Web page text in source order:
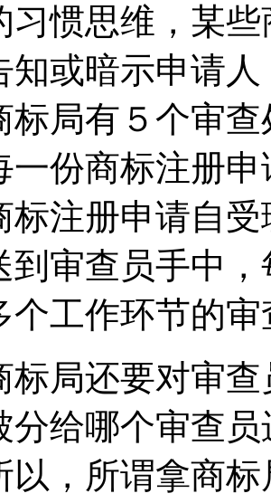
习惯思维，某
知或暗示申请
标局有５个审
一份商标注册
标注册申请自
到审查员手中
个工作环节的
标局还要对审
分给哪个审查
以，所谓拿商